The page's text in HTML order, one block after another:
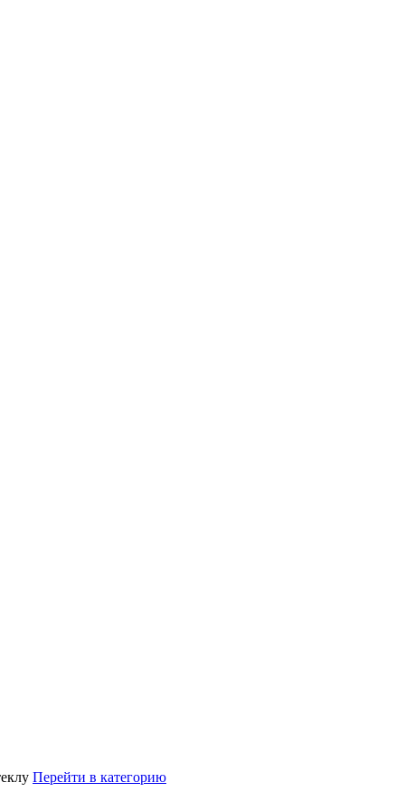
Перейти в категорию